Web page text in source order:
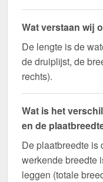
Wat verstaan wij
De lengte is de
de druiplijst, de
rechts).
Wat is het
en de
De plaatbreedte is
werkende breedte
leggen (totale